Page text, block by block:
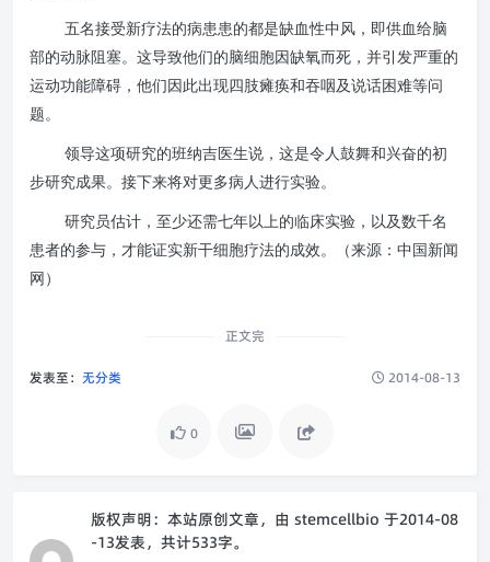
五名接受新疗法的病患患的都是缺血性中风，即供血给脑
部的动脉阻塞。这导致他们的脑细胞因缺氧而死，并引发严重的
运动功能障碍，他们因此出现四肢瘫痪和吞咽及说话困难等问
题。
领导这项研究的班纳吉医生说，这是令人鼓舞和兴奋的初
步研究成果。接下来将对更多病人进行实验。
研究员估计，至少还需七年以上的临床实验，以及数千名
患者的参与，才能证实新干细胞疗法的成效。（来源：中国新闻
网）
正文完
发表至： 无分类 2014-08-13
0
版权声明： 本站原创文章，由 stemcellbio 于2014-08
-13发表，共计533字。